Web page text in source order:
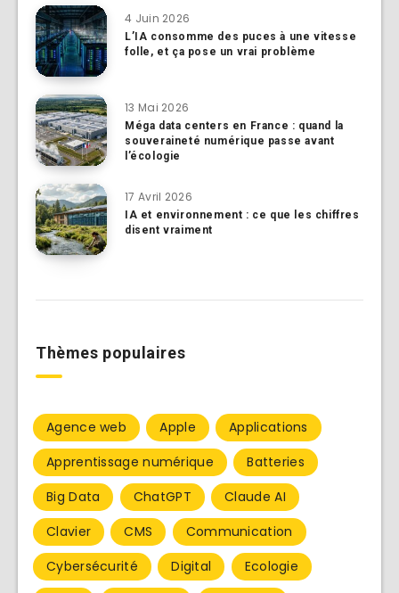
4 Juin 2026
L’IA consomme des puces à une vitesse
folle, et ça pose un vrai problème
13 Mai 2026
Méga data centers en France : quand la
souveraineté numérique passe avant
l’écologie
17 Avril 2026
IA et environnement : ce que les chiffres
disent vraiment
Thèmes populaires
Agence web Apple
Applications
Apprentissage numérique
Batteries
Big Data
ChatGPT
Claude AI
Clavier
CMS
Communication
Cybersécurité
Digital
Ecologie